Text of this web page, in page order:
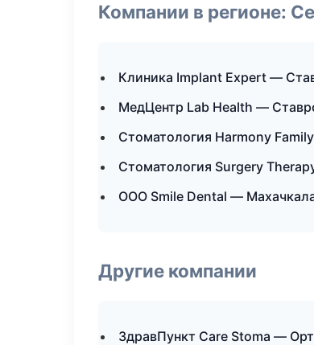
Компании в регионе:
Клиника Implant Expert —
МедЦентр Lab Health —
Стоматология Harmony
Стоматология Surgery
ООО Smile Dental —
Другие компании
ЗдравПункт Care Stoma —